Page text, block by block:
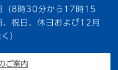
（8時30分から17時15
祝日、休日および12月
）
ご案内